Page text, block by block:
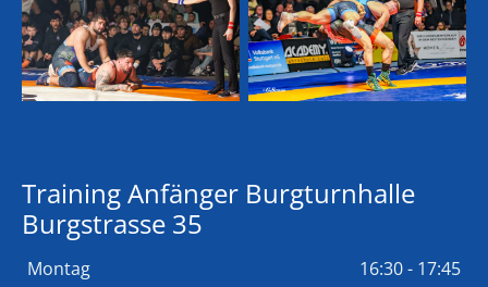
Training Anfänger Burgturnhalle
Burgstrasse 35
Montag 16:30 - 17:45